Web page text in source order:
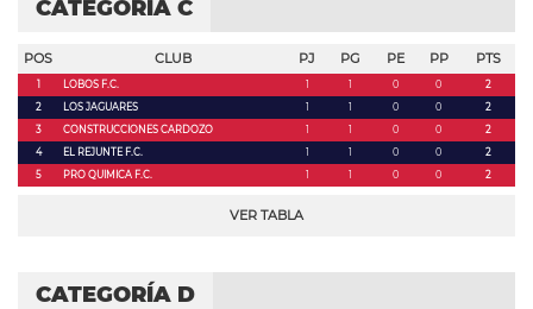
CATEGORÍA C
POS CLUB PJ PG PE PP PTS
1 LOBOS F.C. 1 1 0 0
2
2
LOS JAGUARES 1 1 0 0
2
3
CONSTRUCCIONES CARDOZO 1 1 0 0
2
4
EL REJUNTE F.C. 1 1 0 0
2
5
PRO QUIMICA F.C. 1 1 0 0 2
VER TABLA
CATEGORÍA D